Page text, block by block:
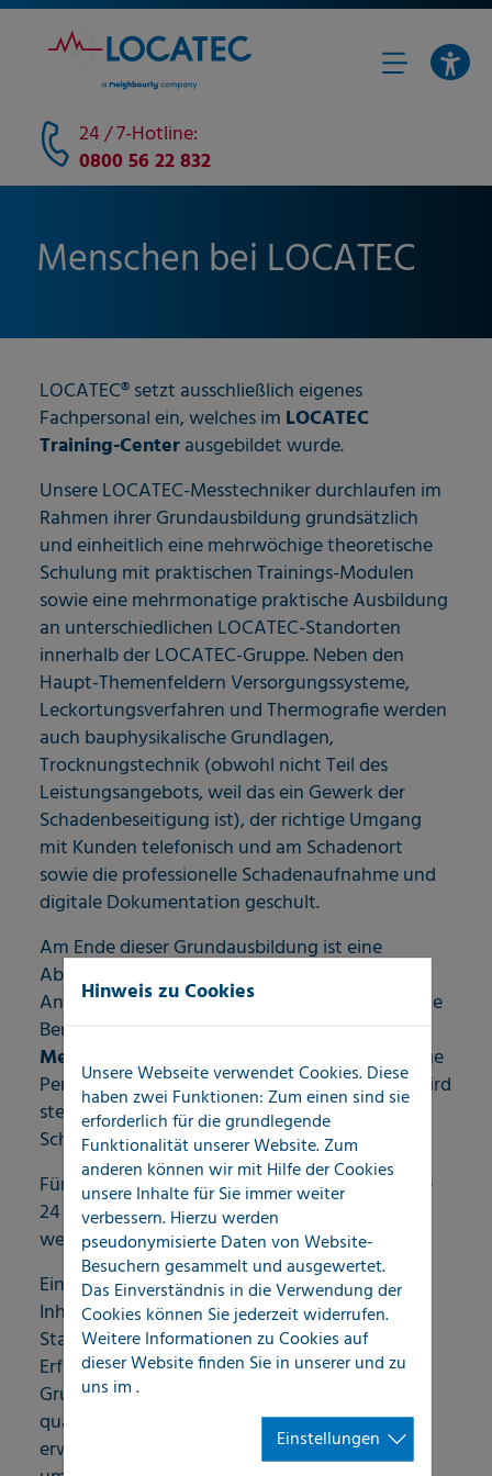
24 / 7-Hotline:
0800 56 22 832
Menschen bei LOCATEC
LOCATEC® setzt ausschließlich eigenes
Fachpersonal ein, welches im LOCATEC
Training-Centerausgebildet wurde.
Unsere LOCATEC-Messtechniker durchlaufen im
Rahmen ihrer Grundausbildung grundsätzlich
und einheitlich eine mehrwöchige theoretische
Schulung mit praktischen Trainings-Modulen
sowie eine mehrmonatige praktische Ausbildung
an unterschiedlichen LOCATEC-Standorten
innerhalb der LOCATEC-Gruppe. Neben den
Haupt-Themenfeldern Versorgungssysteme,
Leckortungsverfahren und Thermografie werden
auch bauphysikalische Grundlagen,
Trocknungstechnik (obwohl nicht Teil des
Leistungsangebots, weil das ein Gewerk der
Schadenbeseitigung ist), der richtige Umgang
mit Kunden telefonisch und am Schadenort
sowie die professionelle Schadenaufnahme und
digitale Dokumentation geschult.
Am Ende dieser Grundausbildung ist eine
Abschlussprüfung erfolgreich zu absolvieren.
Anschließend erhalten unsere Messtechniker die
Berechtigung sich
Messtechniker“
zu nennen. Ein auf die jeweilige
Person ausgestellter Messtechniker-Ausweis wird
stets vom Ausweisinhaber mitgeführt und am
Schadenort auf Anfrage vorgezeigt.
Für die interne Re-Zertifizierung muss dann alle
24 Monate ein „Refreshment-Training“ besucht
werden.
Ein maßgeschneidertes Schulungsangebot für
Inhaber und Mitarbeiter von LOCATEC-
Standorten sowie regelmäßige Workshops und
Erfahrungsaustausch-Tagungen, liefern die
Grundlage für eine professionelle und
qualifizierte Kompetenzvertiefung und -
erweiterung jedes Einzelnen. Das Angebot
Hinweis zu Cookies
Unsere Webseite verwendet Cookies. Diese
haben zwei Funktionen: Zum einen sind sie
erforderlich für die grundlegende
Funktionalität unserer Website. Zum
anderen können wir mit Hilfe der Cookies
unsere Inhalte für Sie immer weiter
verbessern. Hierzu werden
pseudonymisierte Daten von Website-
Besuchern gesammelt und ausgewertet.
Das Einverständnis in die Verwendung der
Cookies können Sie jederzeit widerrufen.
Weitere Informationen zu Cookies auf
dieser Website finden Sie in unsererund zu
uns im.
Einstellungen